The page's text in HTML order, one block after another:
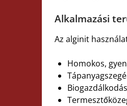
Alkalmazási
Az alginit
Homokos,